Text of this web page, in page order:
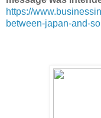
https://
between-japan-and-